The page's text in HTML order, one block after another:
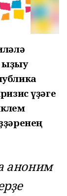
үҙәге
аноним